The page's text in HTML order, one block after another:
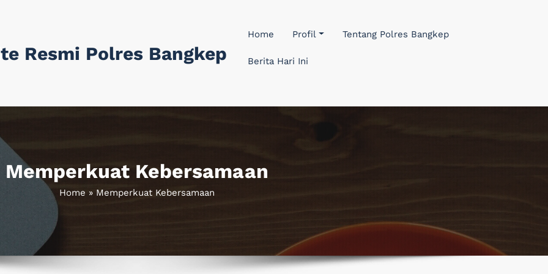
Resmi Polres Bangkep
Home Profil Tentang Polres Bangkep
Berita Hari Ini
Memperkuat Kebersamaan
Home » Memperkuat Kebersamaan